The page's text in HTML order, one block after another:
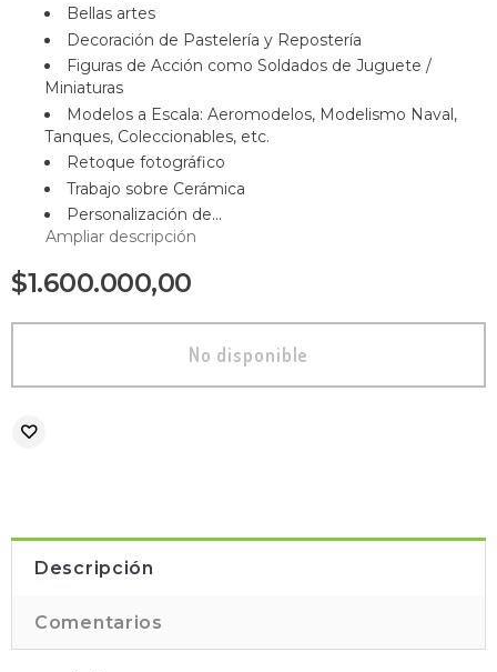
Bellas artes
Decoración de Pastelería y Repostería
Figuras de Acción como Soldados de Juguete /
Miniaturas
Modelos a Escala: Aeromodelos, Modelismo Naval,
Tanques, Coleccionables, etc.
Retoque fotográfico
Trabajo sobre Cerámica
Personalización de...
Ampliar descripción
$1.600.000,00
Descripción
Comentarios